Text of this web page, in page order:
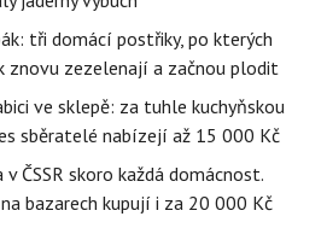
tři domácí postřiky, po kterých
znovu zezelenají a začnou plodit
ve sklepě: za tuhle kuchyňskou
sběratelé nabízejí až 15 000 Kč
ČSSR skoro každá domácnost.
bazarech kupují i za 20 000 Kč